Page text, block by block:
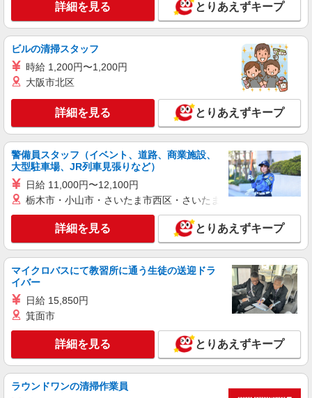
詳細を見る とりあえずキープ
ビルの清掃スタッフ
時給 1,200円〜1,200円
大阪市北区
詳細を見る とりあえずキープ
警備員スタッフ（イベント、道路、商業施設、
大型駐車場、JR列車見張りなど）
日給 11,000円〜12,100円
栃木市・小山市・さいたま市西区・さいたま市岩槻区・久喜市・
詳細を見る とりあえずキープ
マイクロバスにて教習所に通う生徒の送迎ドラ
イバー
日給 15,850円
箕面市
詳細を見る とりあえずキープ
ラウンドワンの清掃作業員